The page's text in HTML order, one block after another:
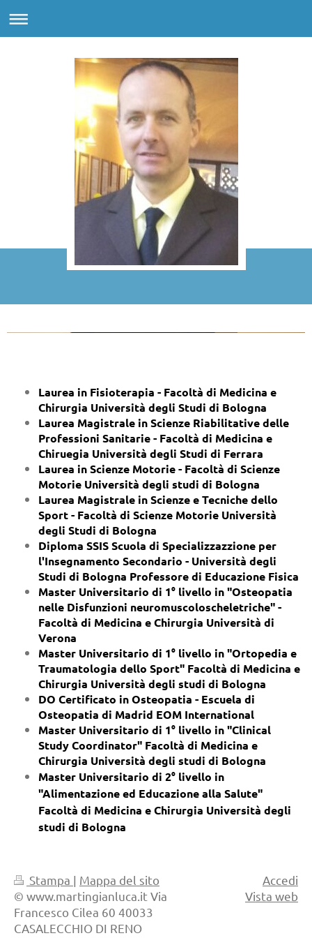
Laurea in Fisioterapia - Facoltà di Medicina e
Chirurgia Università degli Studi di Bologna
Laurea Magistrale in Scienze Riabilitative delle
Professioni Sanitarie - Facoltà di Medicina e
Chiruegia Università degli Studi di Ferrara
Laurea in Scienze Motorie - Facoltà di Scienze
Motorie Università degli studi di Bologna
Laurea Magistrale in Scienze e Tecniche dello
Sport - Facoltà di Scienze Motorie Università
degli Studi di Bologna
Diploma SSIS Scuola di Specializzazzione per
l'Insegnamento Secondario - Università degli
Studi di Bologna Professore di Educazione Fisica
Master Universitario di 1° livello in "Osteopatia
nelle Disfunzioni neuromuscoloscheletriche" -
Facoltà di Medicina e Chirurgia Università di
Verona
Master Universitario di 1° livello in "Ortopedia e
Traumatologia dello Sport" Facoltà di Medicina e
Chirurgia Università degli studi di Bologna
DO Certificato in Osteopatia - Escuela di
Osteopatia di Madrid EOM International
Master Universitario di 1° livello in "Clinical
Study Coordinator" Facoltà di Medicina e
Chirurgia Università degli studi di Bologna
Master Universitario di 2° livello in
"Alimentazione ed Educazione alla Salute"
Facoltà di Medicina e Chirurgia Università degli
studi di Bologna
Stampa | Mappa del sito
© www.martingianluca.it Via
Francesco Cilea 60 40033
CASALECCHIO DI RENO
Accedi
Vista web